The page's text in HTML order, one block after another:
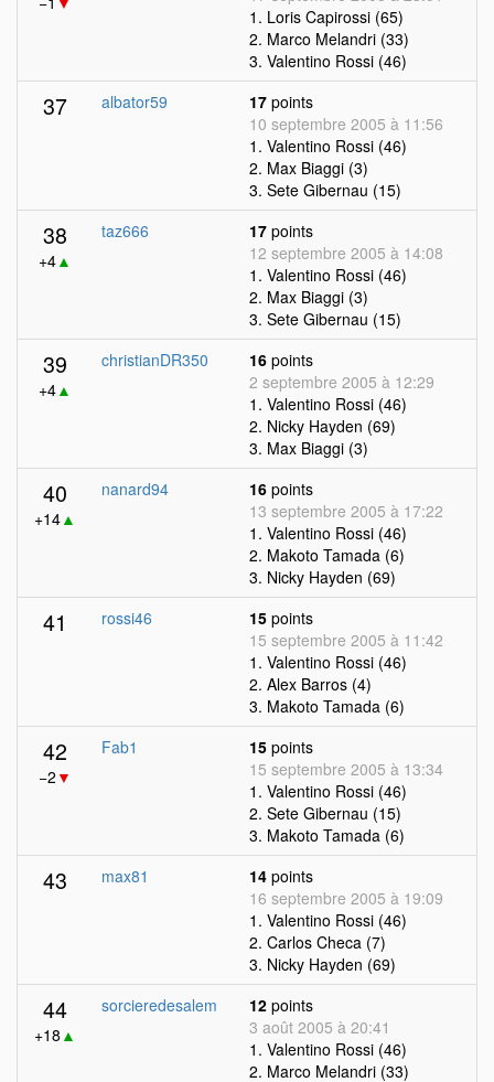
1. Loris Capirossi (65)
2. Marco Melandri (33)
3. Valentino Rossi (46)
37 albator59 17 points
10 septembre 2005 à 11:56
1. Valentino Rossi (46)
2. Max Biaggi (3)
3. Sete Gibernau (15)
38
+4▲
taz666 17 points
12 septembre 2005 à 14:08
1. Valentino Rossi (46)
2. Max Biaggi (3)
3. Sete Gibernau (15)
39
+4▲
christianDR350 16 points
2 septembre 2005 à 12:29
1. Valentino Rossi (46)
2. Nicky Hayden (69)
3. Max Biaggi (3)
40
+14▲
nanard94 16 points
13 septembre 2005 à 17:22
1. Valentino Rossi (46)
2. Makoto Tamada (6)
3. Nicky Hayden (69)
41 rossi46 15 points
15 septembre 2005 à 11:42
1. Valentino Rossi (46)
2. Alex Barros (4)
3. Makoto Tamada (6)
42
−2 ▼
Fab1 15 points
15 septembre 2005 à 13:34
1. Valentino Rossi (46)
2. Sete Gibernau (15)
3. Makoto Tamada (6)
43 max81 14 points
16 septembre 2005 à 19:09
1. Valentino Rossi (46)
2. Carlos Checa (7)
3. Nicky Hayden (69)
44
+18 ▲
sorcieredesalem 12 points
3 août 2005 à 20:41
1. Valentino Rossi (46)
2. Marco Melandri (33)